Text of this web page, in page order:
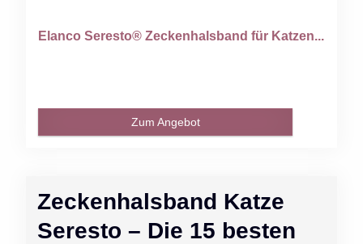
Zeckenhalsband Katze
Seresto – Die 15 besten
Elanco Seresto® Zeckenhalsband für Katzen...
Zum Angebot